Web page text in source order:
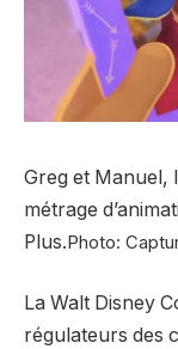
Greg et Manuel,
métrage
Plus.Photo:
La Walt Disney
régulateurs des